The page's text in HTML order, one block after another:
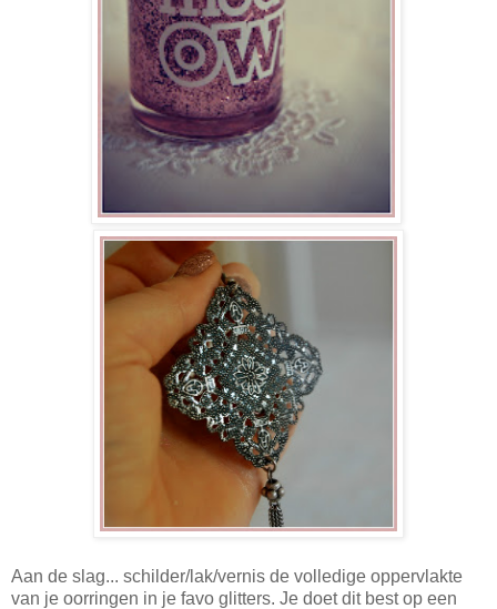
Aan de slag... schilder/lak/vernis de volledige oppervlakte
van je oorringen in je favo glitters. Je doet dit best op een